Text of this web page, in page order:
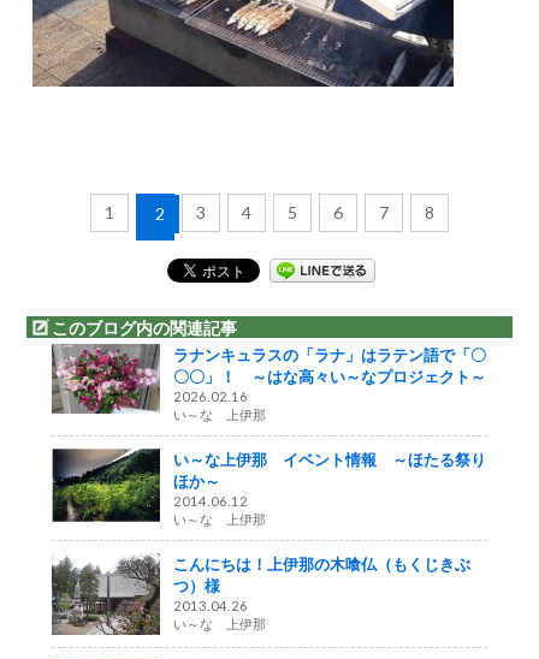
1 2 3 4 5 6 7 8
このブログ内の関連記事
ラナンキュラスの「ラナ」はラテン語で「〇
〇〇」！ ～はな高々い～なプロジェクト～
2026.02.16
い～な 上伊那
い～な上伊那 イベント情報 ～ほたる祭り
ほか～
2014.06.12
い～な 上伊那
こんにちは！上伊那の木喰仏（もくじきぶ
つ）様
2013.04.26
い～な 上伊那